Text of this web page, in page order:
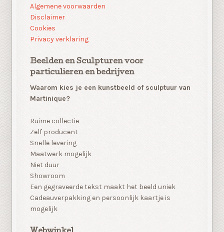
Algemene voorwaarden
Disclaimer
Cookies
Privacy verklaring
Beelden en Sculpturen voor
particulieren en bedrijven
Waarom kies je een kunstbeeld of sculptuur van
Martinique?
Ruime collectie
Zelf producent
Snelle levering
Maatwerk mogelijk
Niet duur
Showroom
Een gegraveerde tekst maakt het beeld uniek
Cadeauverpakking en persoonlijk kaartje is
mogelijk